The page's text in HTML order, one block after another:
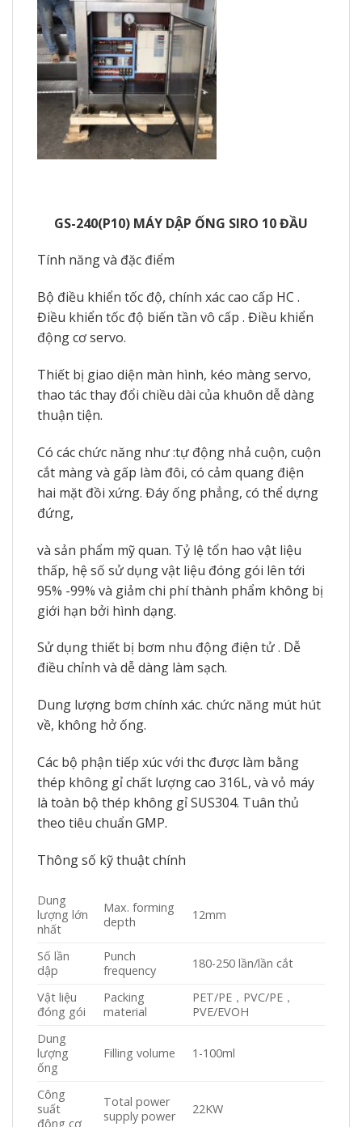
GS-240(P10) MÁY DẬP ỐNG SIRO 10 ĐẦU
Tính năng và đặc điểm
Bộ điều khiển tốc độ, chính xác cao cấp HC .
Điều khiển tốc độ biến tần vô cấp . Điều khiển
động cơ servo.
Thiết bị giao diện màn hình, kéo màng servo,
thao tác thay đổi chiều dài của khuôn dễ dàng
thuận tiện.
Có các chức năng như :tự động nhả cuộn, cuộn
cắt màng và gấp làm đôi, có cảm quang điện
hai mặt đồi xứng. Đáy ống phẳng, có thể dựng
đứng,
và sản phẩm mỹ quan. Tỷ lệ tổn hao vật liệu
thấp, hệ số sử dụng vật liệu đóng gói lên tới
95% -99% và giảm chi phí thành phẩm không bị
giới hạn bởi hình dạng.
Sử dụng thiết bị bơm nhu động điện tử . Dễ
điều chỉnh và dễ dàng làm sạch.
Dung lượng bơm chính xác. chức năng mút hút
về, không hở ống.
Các bộ phận tiếp xúc với thc được làm bằng
thép không gỉ chất lượng cao 316L, và vỏ máy
là toàn bộ thép không gỉ SUS304. Tuân thủ
theo tiêu chuẩn GMP.
Thông số kỹ thuật chính
Dung
lượng lớn
nhất
Max. forming
depth
12mm
Số lần
dập
Punch
frequency
180-250 lần/lần cắt
Vật liệu
đóng gói
Packing
material
PET/PE，PVC/PE，
PVE/EVOH
Dung
lượng
ống
Filling volume 1-100ml
Công
suất
động cơ
Total power
supply power
22KW